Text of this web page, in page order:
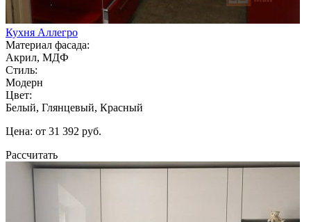
Кухня Аллегро
Материал фасада:
Акрил, МДФ
Стиль:
Модерн
Цвет:
Белый, Глянцевый, Красный
Цена: от 31 392 руб.
Рассчитать